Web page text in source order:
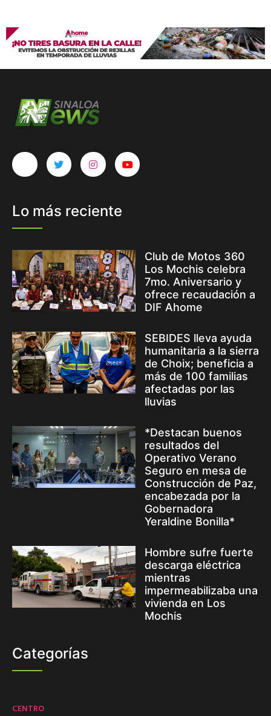
Lo más reciente
Club de Motos 360
Los Mochis celebra
7mo. Aniversario y
ofrece recaudación a
DIF Ahome
SEBIDES lleva ayuda
humanitaria a la sierra
de Choix; beneficia a
más de 100 familias
afectadas por las
lluvias
*Destacan buenos
resultados del
Operativo Verano
Seguro en mesa de
Construcción de Paz,
encabezada por la
Gobernadora
Yeraldine Bonilla*
Hombre sufre fuerte
descarga eléctrica
mientras
impermeabilizaba una
vivienda en Los
Mochis
Categorías
CENTRO